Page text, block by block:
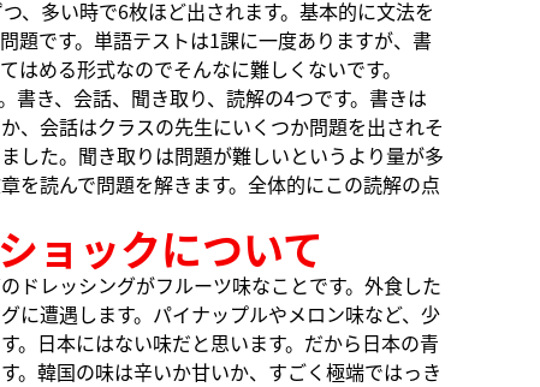
、多い時で6枚ほど出されます。基本的に文法を
題です。単語テストは1課に一度ありますが、書
はめる形式なのでそんなに難しくないです。
書き、会話、聞き取り、読解の4つです。書きは
、会話はクラスの先生にいくつか問題を出されそ
した。聞き取りは問題が難しいというより量が多
を読んで問題を解きます。全体的にこの読解の点
ョックについて
ドレッシングがフルーツ味なことです。外食した
に遭遇します。パイナップルやメロン味など、少
。日本にはない味だと思います。だから日本の青
。韓国の味は辛いか甘いか、すごく極端ではっき